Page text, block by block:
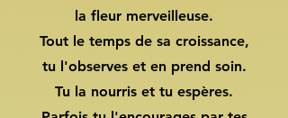
la fleur merveilleuse.
Tout le temps de sa croissance,
tu l'observes et en prend soin.
Tu la nourris et tu espères.